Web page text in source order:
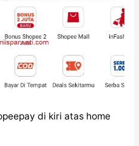
di kiri atas home